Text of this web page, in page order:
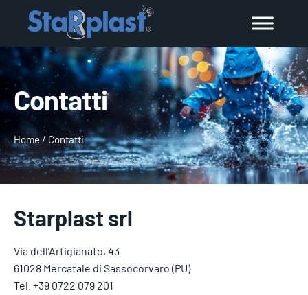
Contatti
Home/ Contatti
Starplast srl
Via dell’Artigianato, 43
61028 Mercatale di Sassocorvaro (PU)
Tel. +39 0722 079 201